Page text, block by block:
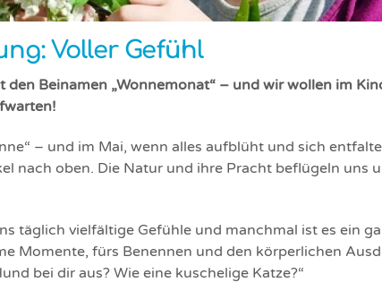
Voller Gefühl
Beinamen „Wonnemonat“ – und wir wollen im
– und im Mai, wenn alles aufblüht und sich
nach oben. Die Natur und ihre Pracht beflügeln uns
täglich vielfältige Gefühle und manchmal ist es ein
Momente, fürs Benennen und den körperlichen
bei dir aus? Wie eine kuschelige Katze?“